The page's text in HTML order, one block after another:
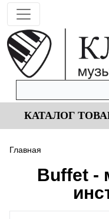
КАТАЛОГ
Главная
Buffet -